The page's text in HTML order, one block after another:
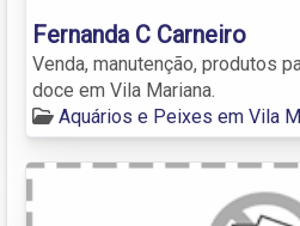
Fernanda C Carneiro
Venda, manutenção, produtos
doce em Vila Mariana.
Aquários e Peixes em Vila